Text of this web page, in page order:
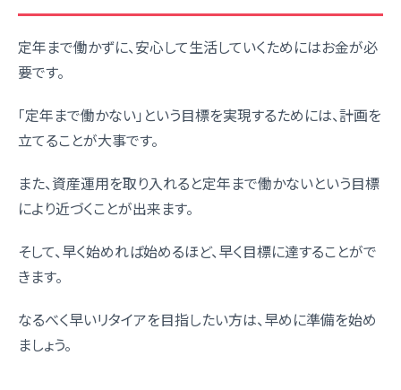
定年まで働かずに、安心して生活していくためにはお金が必
要です。
「定年まで働かない」という目標を実現するためには、計画を
立てることが大事です。
また、資産運用を取り入れると定年まで働かないという目標
により近づくことが出来ます。
そして、早く始めれば始めるほど、早く目標に達することがで
きます。
なるべく早いリタイアを目指したい方は、早めに準備を始め
ましょう。